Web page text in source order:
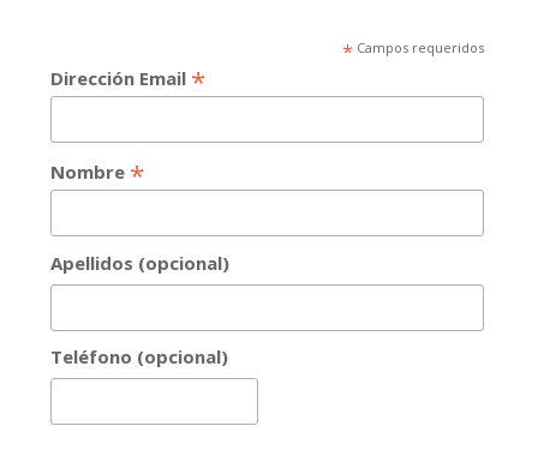
*Campos requeridos
Dirección Email *
Nombre *
Apellidos (opcional)
Teléfono (opcional)